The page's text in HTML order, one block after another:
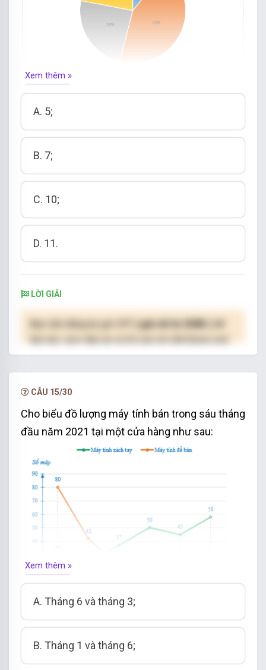
Giátrị của x là:
Xem thêm »
A. 5;
B. 7;
C. 10;
D. 11.
LỜI GIẢI
( giá chỉ từ 250K )
hạn.
CÂU 15/30
Cho biểu đồ lượng máy tính bán trong sáu tháng
đầu năm 2021 tại một cửa hàng như sau:
Tháng bán máy tính xách tay nhiều nhất và
tháng bán máy tính bàn nhiều nhất của cửa
hàng là:
Xem thêm »
A. Tháng 6 và tháng 3;
B. Tháng 1 và tháng 6;